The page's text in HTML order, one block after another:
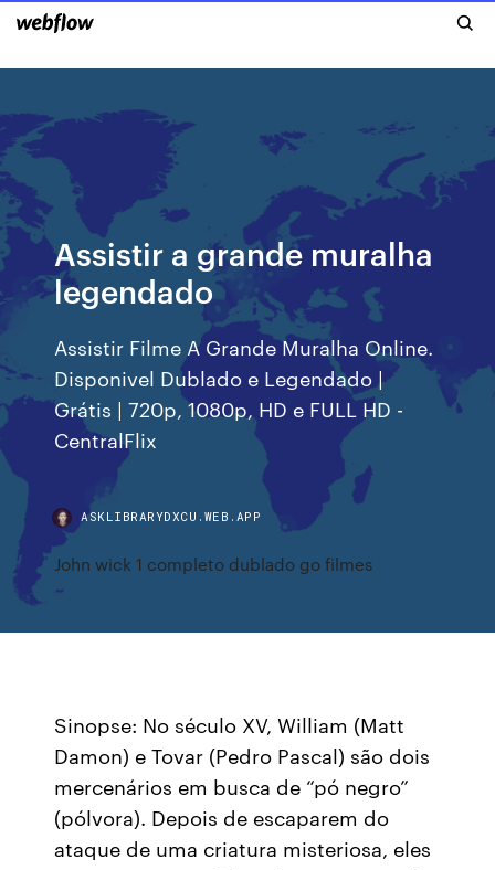
Assistir a grande muralha
legendado
Assistir Filme A Grande Muralha Online.
Disponivel Dublado e Legendado |
Grátis | 720p, 1080p, HD e FULL HD -
CentralFlix
ASKLIBRARYDXCU.WEB.APP
John wick 1 completo dublado go filmes
Sinopse: No século XV, William (Matt
Damon) e Tovar (Pedro Pascal) são dois
mercenários em busca de “pó negro”
(pólvora). Depois de escaparem do
ataque de uma criatura misteriosa, eles